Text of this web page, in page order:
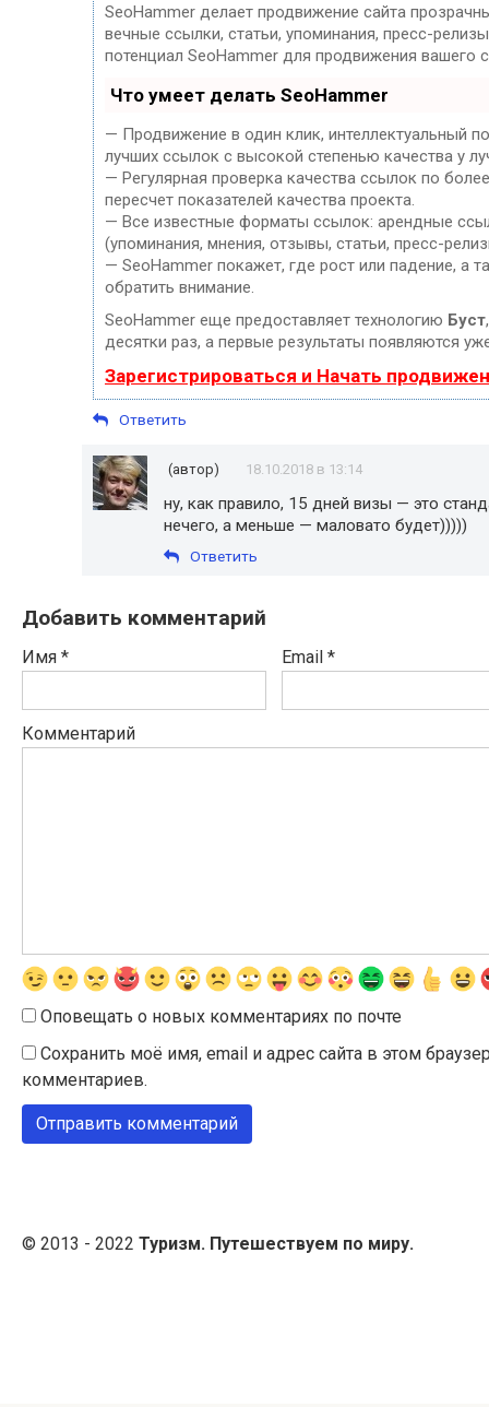
SeoHammer делает продвижение сайта
вечные ссылки, статьи, упоминания, пресс-
потенциал SeoHammer для продвижения вашего
Что умеет делать SeoHammer
— Продвижение в один клик, интеллектуальный
лучших ссылок с высокой степенью качества у
— Регулярная проверка качества ссылок по
пересчет показателей качества проекта.
— Все известные форматы ссылок: арендные
(упоминания, мнения, отзывы, статьи, пресс-
— SeoHammer покажет, где рост или падение, а
обратить внимание.
SeoHammer еще предоставляет технологию Буст
десятки раз, а первые результаты появляются
Зарегистрироваться и Начать
Ответить
(автор) 18.10.2018 в 13:14
ну, как правило, 15 дней визы — это
нечего, а меньше — маловато будет)))))
Ответить
Добавить комментарий
Имя * Email *
Комментарий
Оповещать о новых комментариях по почте
Сохранить моё имя, email и адрес сайта в этом
комментариев.
© 2013 - 2022 Туризм. Путешествуем по миру.